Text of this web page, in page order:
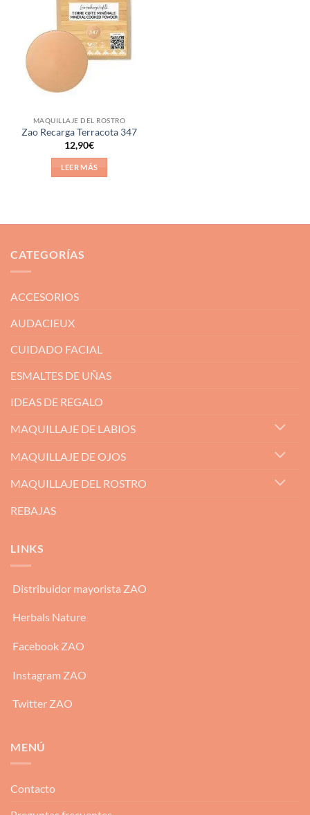
Añadir
lista de
deseos
MAQUILLAJE DEL ROSTRO
Zao Recarga Terracota 347
12,90€
LEER MÁS
CATEGORÍAS
ACCESORIOS
AUDACIEUX
CUIDADO FACIAL
ESMALTES DE UÑAS
IDEAS DE REGALO
MAQUILLAJE DE LABIOS
MAQUILLAJE DE OJOS
MAQUILLAJE DEL ROSTRO
REBAJAS
LINKS
Distribuidor mayorista ZAO
Herbals Nature
Facebook ZAO
Instagram ZAO
Twitter ZAO
MENÚ
Contacto